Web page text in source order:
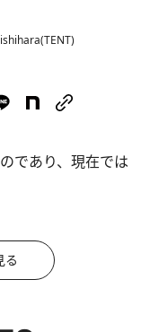
であり、現在では
る